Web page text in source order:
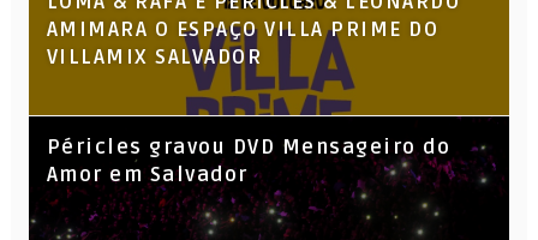
AMIMARA O ESPAÇO VILLA PRIME DO
VILLAMIX SALVADOR
Péricles gravou DVD Mensageiro do
Amor em Salvador